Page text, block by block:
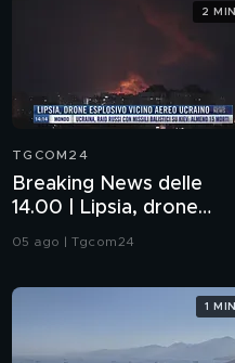
TGCOM24
Breaking News delle
14.00 | Lipsia, drone
esplosivo vicino aereo
05 ago | Tgcom24
2 MIN
1 MIN